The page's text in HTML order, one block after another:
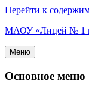
Перейти к
МАОУ «Лицей № 1
Меню
Основное меню